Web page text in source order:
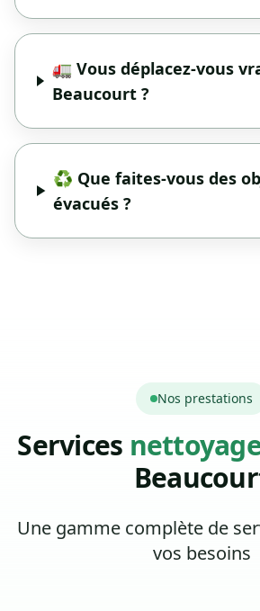
🚛 Vous déplacez-vous
Beaucourt ?
♻️ Que faites-vous des
évacués ?
Nos prestations
Services
Une gamme complète de
vos besoins